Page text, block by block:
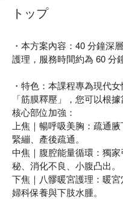
トップ
・本方案內容：40 分鐘深
護理，服務時間約為 60 分鐘
・特色：本課程專為現代
「筋膜釋壓」，您可以根
核心部位加強：
上焦｜暢呼吸美胸：疏通
緊繃、產後疏通。
中焦｜腹腔能量循環：獨
秘、消化不良、小腹凸出。
下焦｜八髎暖宮護理：暖宮
婦科保養與下肢水腫。